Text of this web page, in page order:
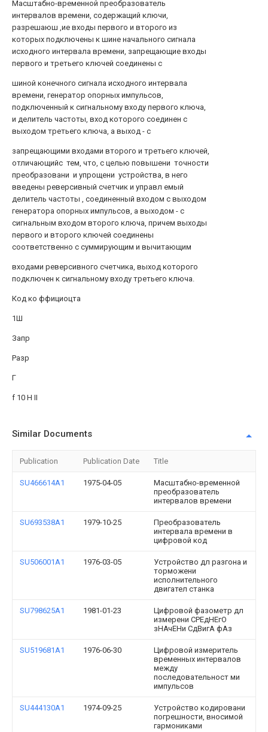
Масштабно-временной преобразователь
интервалов времени, содержащий ключи,
разрешаюш ,ие входы первого и второго из
которых подключены к шине начального сигнала
исходного интервала времени, запрещающие входы
первого и третьего ключей соединены с
шиной конечного сигнала исходного интервала
времени, генератор опорных импульсов,
подключенный к сигнальному входу первого ключа,
и делитель частоты, вход которого соединен с
выходом третьего ключа, а выход - с
запрещающими входами второго и третьего ключей,
отличающийс тем, что, с целью повышени точности
преобразовани и упрощени устройства, в него
введены реверсивный счетчик и управл емый
делитель частоты , соединенный входом с выходом
генератора опорных импульсов, а выходом - с
сигнальным входом второго ключа, причем выходы
первого и второго ключей соединены
соответственно с суммирующим и вычитающим
входами реверсивного счетчика, выход которого
подключен к сигнальному входу третьего ключа.
Код ко ффициоцта
1Ш
Запр
Разр
Г
f 10 Н II
Similar Documents
Publication Publication Date Title
SU466614A1 1975-04-05
Масштабно-временной
преобразователь
интервалов времени
SU693538A1 1979-10-25
Преобразователь
интервала времени в
цифровой код
SU506001A1 1976-03-05
Устройство дл разгона и
торможени
исполнительного
двигател станка
SU798625A1 1981-01-23
Цифровой фазометр дл
измерени СРЕдНЕгО
зНАчЕНи СдВигА фАз
SU519681A1 1976-06-30
Цифровой измеритель
временных интервалов
между
последовательност ми
импульсов
SU444130A1 1974-09-25
Устройство кодировани
погрешности, вносимой
гармониками